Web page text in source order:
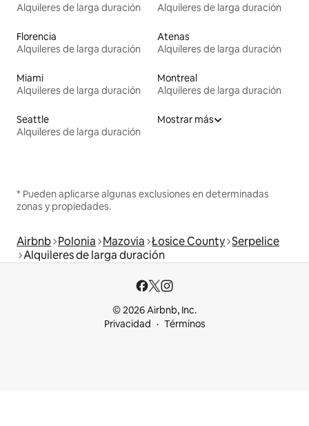
Alquileres de larga duración
Alquileres de larga duración
Florencia
Alquileres de larga duración
Atenas
Alquileres de larga duración
Miami
Alquileres de larga duración
Montreal
Alquileres de larga duración
Seattle
Alquileres de larga duración
Mostrar más
* Pueden aplicarse algunas exclusiones en determinadas
zonas y propiedades.
Airbnb Polonia Mazovia Łosice County Serpelice
Alquileres de larga duración
© 2026 Airbnb, Inc.
Privacidad
Términos